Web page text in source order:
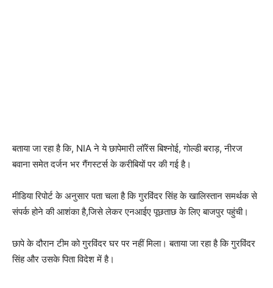
बताया जा रहा है कि, NIA ने ये छापेमारी लॉरेंस बिश्नोई, गोल्डी बराड़, नीरज
बवाना समेत दर्जन भर गैंगस्टर्स के करीबियों पर की गई है।
मीडिया रिपोर्ट के अनुसार पता चला है कि गुरविंदर सिंह के खालिस्तान समर्थक से
संपर्क होने की आशंका है,जिसे लेकर एनआईए पूछताछ के लिए बाजपुर पहुंची।
छापे के दौरान टीम को गुरविंदर घर पर नहीं मिला। बताया जा रहा है कि गुरविंदर
सिंह और उसके पिता विदेश में है।